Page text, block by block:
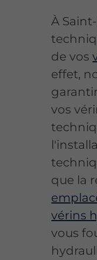
À
de vos
effet,
vos
que la
vérins
vous